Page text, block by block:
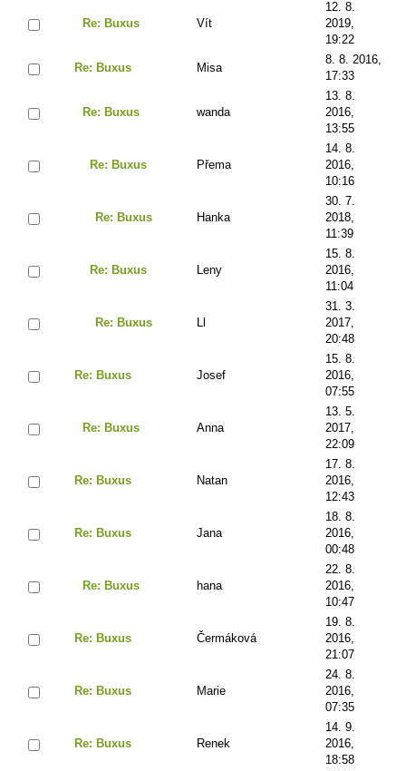
Re: Buxus Vít
12. 8.
2019,
19:22
Re: Buxus Misa
8. 8. 2016,
17:33
Re: Buxus wanda
13. 8.
2016,
13:55
Re: Buxus Přema
14. 8.
2016,
10:16
Re: Buxus Hanka
30. 7.
2018,
11:39
Re: Buxus Leny
15. 8.
2016,
11:04
Re: Buxus
31. 3.
2017,
20:48
Re: Buxus Josef
15. 8.
2016,
07:55
Re: Buxus Anna
13. 5.
2017,
22:09
Re: Buxus Natan
17. 8.
2016,
12:43
Re: Buxus Jana
18. 8.
2016,
00:48
Re: Buxus hana
22. 8.
2016,
10:47
Re: Buxus Čermáková
19. 8.
2016,
21:07
Re: Buxus Marie
24. 8.
2016,
07:35
Re: Buxus Renek
14. 9.
2016,
18:58